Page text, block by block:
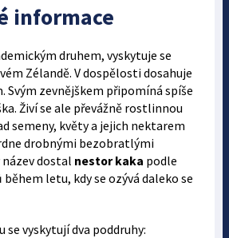
informace
druhem, vyskytuje se
Zélandě. V dospělosti dosahuje
Svým zevnějškem připomíná spíše
Živí se ale převážně rostlinnou
semeny, květy a jejich nektarem
drobnými bezobratlými
název dostal nestor kaka podle
letu, kdy se ozývá daleko se
se vyskytují dva poddruhy: